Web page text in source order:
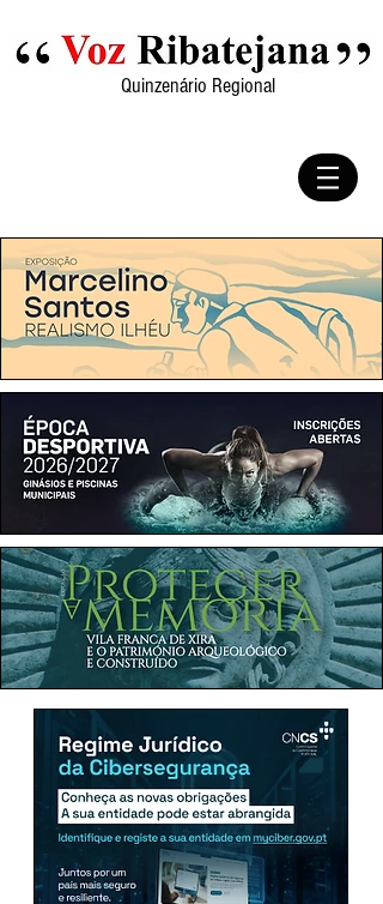
Quinzenário Regional